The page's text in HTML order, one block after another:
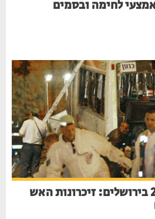
לחימה ובסמים
לטבח בקו 2 בירושלים: זיכרונות האש